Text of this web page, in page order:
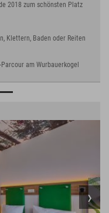
2018 zum schönsten Platz
Klettern, Baden oder Reiten
am Wurbauerkogel